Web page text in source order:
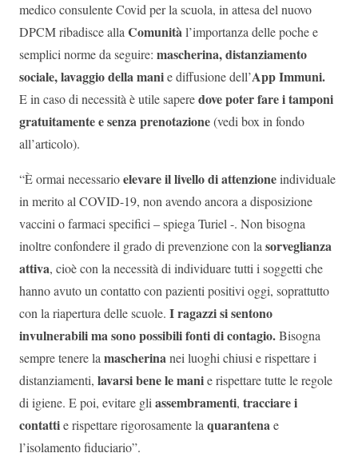
medico consulente Covid per la scuola, in attesa del nuovo
DPCM ribadisce allaComunitàl’importanza delle poche e
semplici norme da seguire: mascherina, distanziamento
sociale, lavaggio della manie diffusione dell’App Immuni.
E in caso di necessità è utile saperedove poter fare i tamponi
gratuitamente e senza prenotazione(vedi box in fondo
all’articolo).
“È ormai necessarioelevare il livello di attenzioneindividuale
in merito al COVID-19, non avendo ancora a disposizione
vaccini o farmaci specifici – spiega Turiel -. Non bisogna
inoltre confondere il grado di prevenzione con lasorveglianza
attiva, cioè con la necessità di individuare tutti i soggetti che
hanno avuto un contatto con pazienti positivi oggi, soprattutto
con la riapertura delle scuole. I ragazzi si sentono
invulnerabili ma sono possibili fonti di contagio.Bisogna
sempre tenere lamascherinanei luoghi chiusi e rispettare i
distanziamenti, lavarsi bene le manie rispettare tutte le regole
di igiene. E poi, evitare gliassembramenti, tracciare i
contattie rispettare rigorosamente laquarantenae
l’isolamento fiduciario”.